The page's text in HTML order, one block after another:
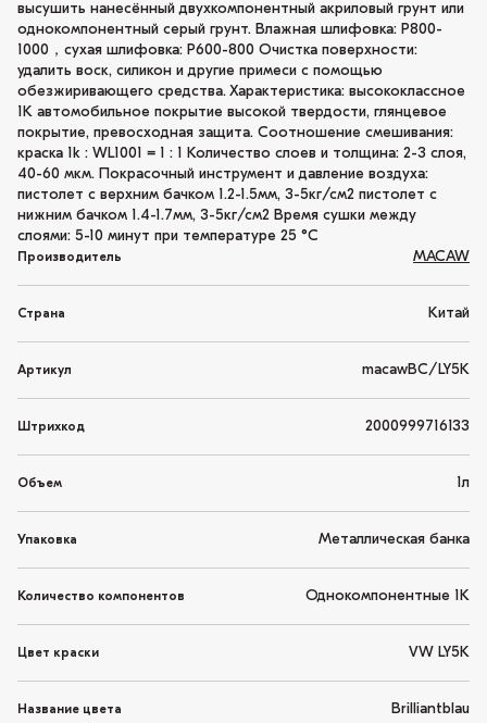
высушить нанесённый двухкомпонентный акриловый грунт или
однокомпонентный серый грунт. Влажная шлифовка: P800-
1000，сухая шлифовка: P600-800 Очистка поверхности:
удалить воск, силикон и другие примеси с помощью
обезжиривающего средства. Характеристика: высококлассное
1K автомобильное покрытие высокой твердости, глянцевое
покрытие, превосходная защита. Соотношение смешивания:
краска 1k : WL1001 = 1 : 1 Количество слоев и толщина: 2-3 слоя,
40-60 мкм. Покрасочный инструмент и давление воздуха:
пистолет с верхним бачком 1.2-1.5мм, 3-5кг/см2 пистолет с
нижним бачком 1.4-1.7мм, 3-5кг/см2 Время сушки между
слоями: 5-10 минут при температуре 25 °C
Производитель MACAW
Страна Китай
Артикул macawBC/LY5K
Штрихкод 2000999716133
Объем 1л
Упаковка Металлическая банка
Количество компонентов Однокомпонентные 1K
Цвет краски VW LY5K
Название цвета Brilliantblau